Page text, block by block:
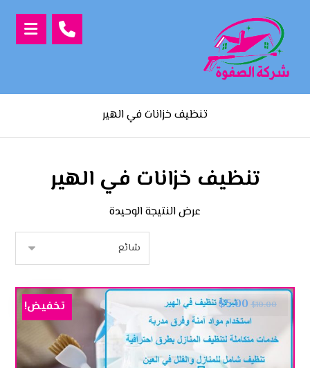
تنظيف خزانات في الهير
تنظيف خزانات في الهير
عرض النتيجة الوحيدة
$10.00
$5.00 تخفيض!